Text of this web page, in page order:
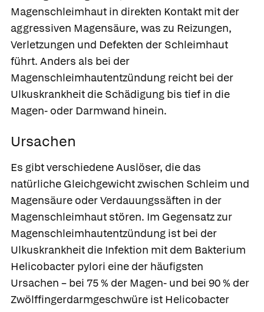
Magenschleimhaut in direkten Kontakt mit der
aggressiven Magensäure, was zu Reizungen,
Verletzungen und Defekten der Schleimhaut
führt. Anders als bei der
Magenschleimhautentzündung reicht bei der
Ulkuskrankheit die Schädigung bis tief in die
Magen- oder Darmwand hinein.
Ursachen
Es gibt verschiedene Auslöser, die das
natürliche Gleichgewicht zwischen Schleim und
Magensäure oder Verdauungssäften in der
Magenschleimhaut stören. Im Gegensatz zur
Magenschleimhautentzündung ist bei der
Ulkuskrankheit die Infektion mit dem Bakterium
Helicobacter pylori eine der häufigsten
Ursachen – bei 75 % der Magen- und bei 90 % der
Zwölffingerdarmgeschwüre ist Helicobacter